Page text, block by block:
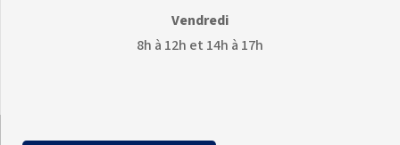
Vendredi
8h à 12h et 14h à 17h